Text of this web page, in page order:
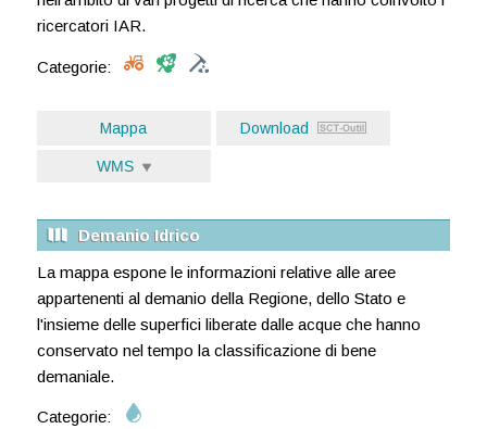
ricercatori IAR.
Categorie:
Mappa Download
WMS
Demanio Idrico
La mappa espone le informazioni relative alle aree
appartenenti al demanio della Regione, dello Stato e
l'insieme delle superfici liberate dalle acque che hanno
conservato nel tempo la classificazione di bene
demaniale.
Categorie: